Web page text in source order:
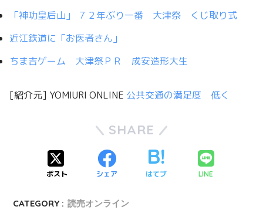
「神功皇后山」 ７２年ぶり一番 大津祭 くじ取り式
近江鉄道に「お医者さん」
ちま吉ゲーム 大津祭ＰＲ 成安造形大生
[紹介元] YOMIURI ONLINE 公共交通の満足度 低く
SHARE
ポスト シェア はてブ LINE
CATEGORY : 読売オンライン